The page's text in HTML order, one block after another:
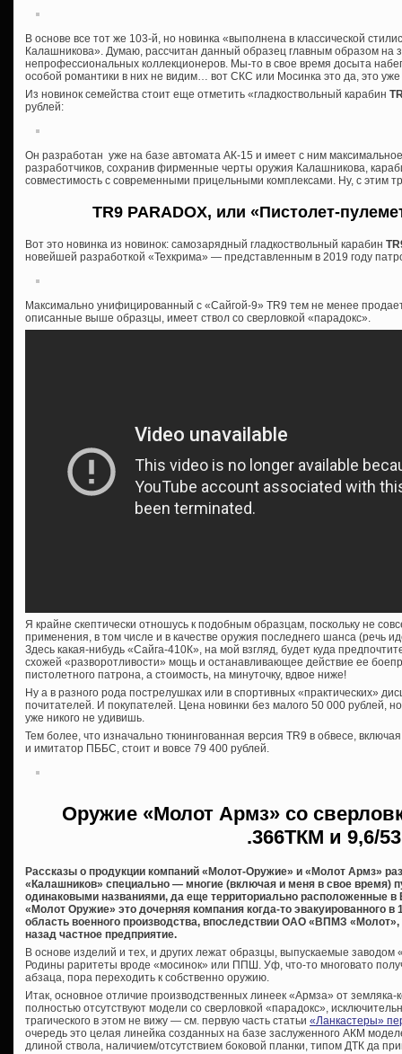
В основе все тот же 103-й, но новинка «выполнена в классической
Калашникова». Думаю, рассчитан данный образец главным образом на
непрофессиональных коллекционеров. Мы-то в свое время досыта
особой романтики в них не видим… вот СКС или Мосинка это да, это уже
Из новинок семейства стоит еще отметить «гладкоствольный карабин
рублей:
Он разработан уже на базе автомата АК-15 и имеет с ним
разработчиков, сохранив фирменные черты оружия Калашникова,
совместимость с современными прицельными комплексами. Ну, с этим
TR9 PARADOX, или «Пистолет-
Вот это новинка из новинок: самозарядный гладкоствольный карабин
новейшей разработкой «Техкрима» — представленным в 2019 году
Максимально унифицированный с «Сайгой-9» TR9 тем не менее
описанные выше образцы, имеет ствол со сверловкой «парадокс».
Я крайне скептически отношусь к подобным образцам, поскольку не
применения, в том числе и в качестве оружия последнего шанса (речь
Здесь какая-нибудь «Сайга-410К», на мой взгляд, будет куда
схожей «разворотливости» мощь и останавливающее действие ее
пистолетного патрона, а стоимость, на минуточку, вдвое ниже!
Ну а в разного рода пострелушках или в спортивных «практических»
почитателей. И покупателей. Цена новинки без малого 50 000 рублей,
уже никого не удивишь.
Тем более, что изначально тюнингованная версия TR9 в обвесе,
и имитатор ПББС, стоит и вовсе 79 400 рублей.
Оружие «Молот Армз» со
.366ТКМ и 9,6/53
Рассказы о продукции компаний «Молот-Оружие» и «Молот Армз»
«Калашников» специально — многие (включая и меня в свое время)
одинаковыми названиями, да еще территориально расположенные в
«Молот Оружие» это дочерняя компания когда-то эвакуированного в
область военного производства, впоследствии ОАО «ВПМЗ
назад частное предприятие.
В основе изделий и тех, и других лежат образцы, выпускаемые
Родины раритеты вроде «мосинок» или ППШ. Уф, что-то многовато
абзаца, пора переходить к собственно оружию.
Итак, основное отличие производственных линеек «Армза» от земляка-
полностью отсутствуют модели со сверловкой «парадокс»,
трагического в этом не вижу — см. первую часть статьи «Ланкастеры»
очередь это целая линейка созданных на базе заслуженного АКМ
длиной ствола, наличием/отсутствием боковой планки, типом ДТК да